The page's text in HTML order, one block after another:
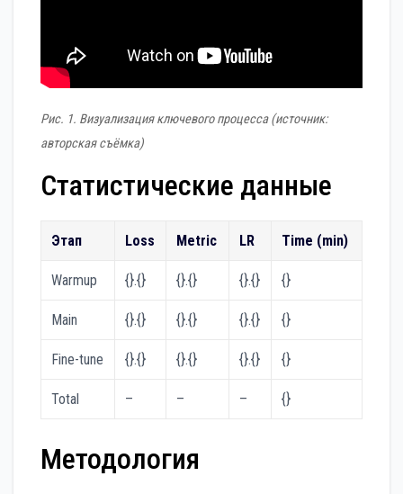
Рис. 1. Визуализация ключевого процесса (источник:
авторская съёмка)
Статистические данные
Этап Loss Metric LR Time (min)
Warmup {}.{} {}.{} {}.{} {}
Main {}.{} {}.{} {}.{} {}
Fine-tune {}.{} {}.{} {}.{} {}
Total – – – {}
Методология